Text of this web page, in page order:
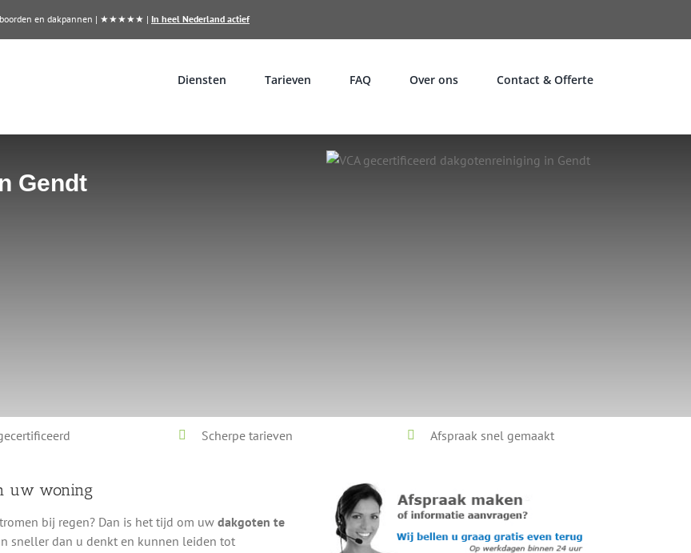
en dakpannen | ★★★★★ | In heel Nederland actief
Diensten Tarieven FAQ Over ons Contact & Offerte
Gendt
Scherpe tarieven Afspraak snel gemaakt
uw woning
bij regen? Dan is het tijd om uw dakgoten te
sneller dan u denkt en kunnen leiden tot